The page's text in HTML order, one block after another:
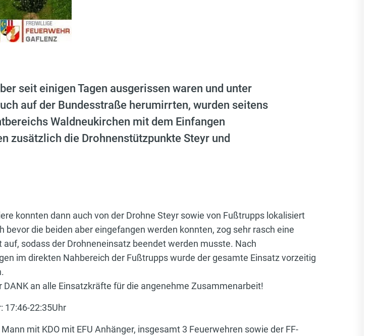
seit einigen Tagen ausgerissen waren und unter
auf der Bundesstraße herumirrten, wurden seitens
Waldneukirchen mit dem Einfangen
zusätzlich die Drohnenstützpunkte Steyr und
konnten dann auch von der Drohne Steyr sowie von Fußtrupps lokalisiert
bevor die beiden aber eingefangen werden konnten, zog sehr rasch eine
auf, sodass der Drohneneinsatz beendet werden musste. Nach
im direkten Nahbereich der Fußtrupps wurde der gesamte Einsatz vorzeitig
DANK an alle Einsatzkräfte für die angenehme Zusammenarbeit!
17:46-22:35Uhr
mit KDO mit EFU Anhänger, insgesamt 3 Feuerwehren sowie der FF-